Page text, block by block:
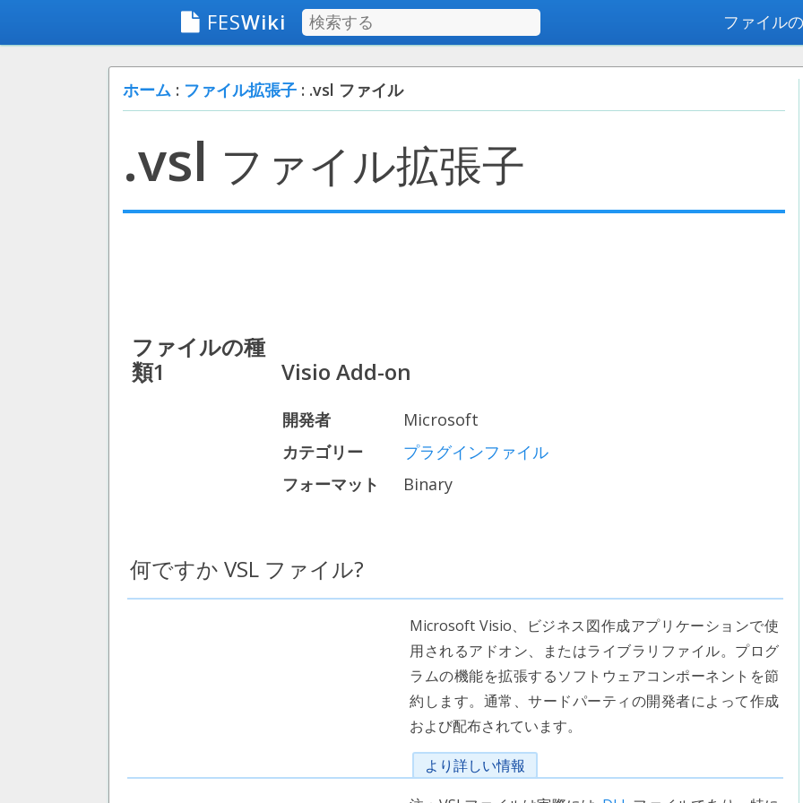
FESWiki ファイル
ホーム : ファイル拡張子 : .vsl ファイル
.vsl ファイル拡張子
ファイルの種
類1
Visio Add-on
開発者
Microsoft
カテゴリー
プラグインファイル
フォーマット
Binary
何ですか VSL ファイル?
Microsoft Visio、ビジネス図作成アプリケーションで使
用されるアドオン、またはライブラリファイル。プログ
ラムの機能を拡張するソフトウェアコンポーネントを節
約します。通常、サードパーティの開発者によって作成
および配布されています。
より詳しい情報